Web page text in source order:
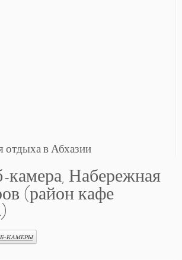
отдыха в Абхазии
камера, Набережная
(район кафе
КАМЕРЫ